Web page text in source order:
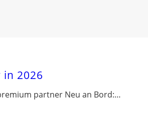
2026
partner Neu an Bord:…